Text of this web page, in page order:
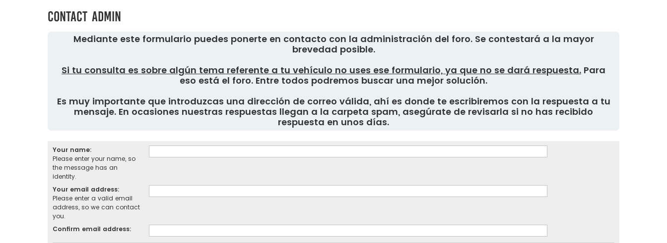
Contact Admin
Mediante este formulario puedes ponerte en contacto con la administración del foro. Se contestará a la mayor
brevedad posible.
Si tu consulta es sobre algún tema referente a tu vehículo no uses ese formulario, ya que no se dará respuesta. Para
eso está el foro. Entre todos podremos buscar una mejor solución.
Es muy importante que introduzcas una dirección de correo válida, ahí es donde te escribiremos con la respuesta a tu
mensaje. En ocasiones nuestras respuestas llegan a la carpeta spam, asegúrate de revisarla si no has recibido
respuesta en unos días.
Your name:
Please enter your name, so
the message has an
identity.
Your email address:
Please enter a valid email
address, so we can contact
you.
Confirm email address: